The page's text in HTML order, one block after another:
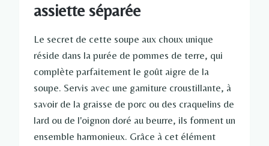
assiette séparée
Le secret de cette soupe aux choux unique
réside dans la purée de pommes de terre, qui
complète parfaitement le goût aigre de la
soupe. Servis avec une garniture croustillante, à
savoir de la graisse de porc ou des craquelins de
lard ou de l'oignon doré au beurre, ils forment un
ensemble harmonieux. Grâce à cet élément